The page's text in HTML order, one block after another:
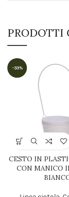
PRODOTTI
-33%
CESTO IN
CON MANICO